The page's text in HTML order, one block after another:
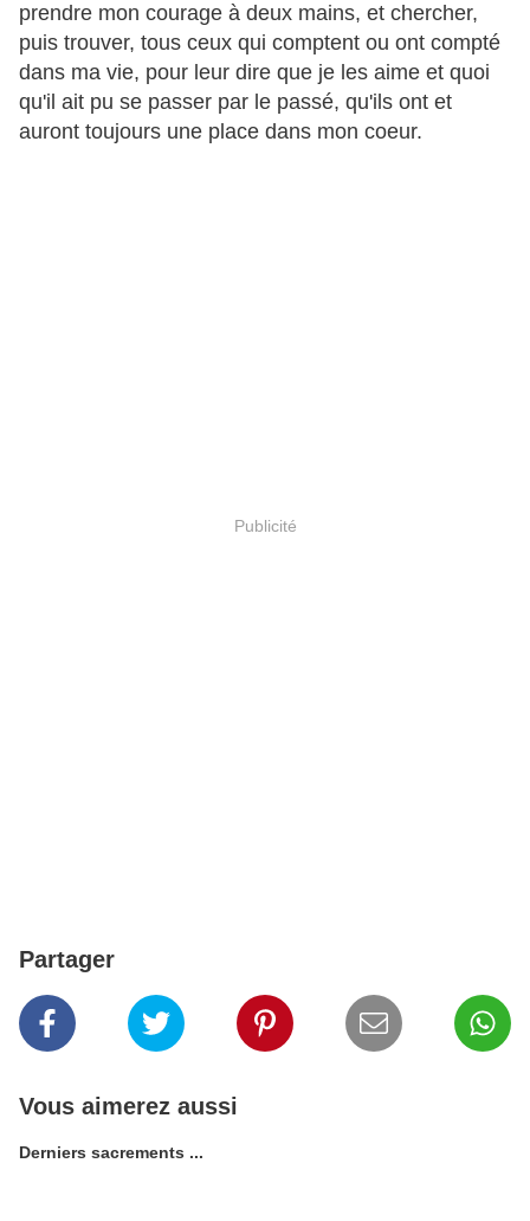
prendre mon courage à deux mains, et chercher,
puis trouver, tous ceux qui comptent ou ont compté
dans ma vie, pour leur dire que je les aime et quoi
qu'il ait pu se passer par le passé, qu'ils ont et
auront toujours une place dans mon coeur.
Publicité
Partager
Vous aimerez aussi
Derniers sacrements ...